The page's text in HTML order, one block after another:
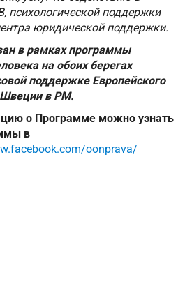
психологической поддержки
юридической поддержки.
в рамках программы
на обоих берегах
поддержке Европейского
Швеции в РМ.
о Программе можно узнать
в
oonprava/